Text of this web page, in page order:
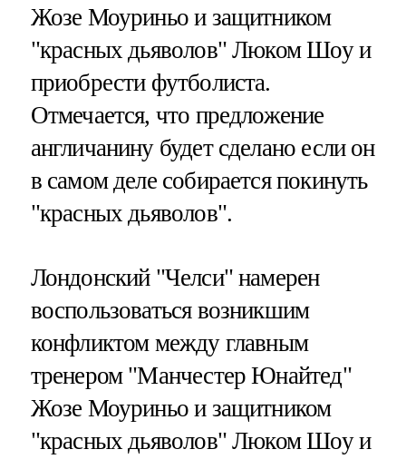
Жозе Моуриньо и защитником
"красных дьяволов" Люком Шоу и
приобрести футболиста.
Отмечается, что предложение
англичанину будет сделано если он
в самом деле собирается покинуть
"красных дьяволов".
Лондонский "Челси" намерен
воспользоваться возникшим
конфликтом между главным
тренером "Манчестер Юнайтед"
Жозе Моуриньо и защитником
"красных дьяволов" Люком Шоу и